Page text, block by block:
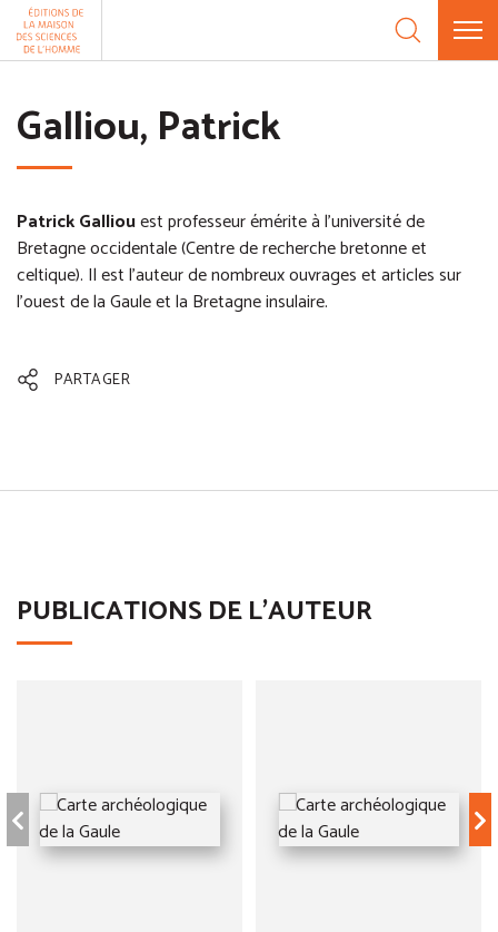
Aller au contenu
Galliou, Patrick
Patrick Galliouest professeur émérite à l'université de
Bretagne occidentale (Centre de recherche bretonne et
celtique). Il est l'auteur de nombreux ouvrages et articles sur
l’ouest de la Gaule et la Bretagne insulaire.
PARTAGER
PUBLICATIONS DE L'AUTEUR
Panneau de gestion des cookies